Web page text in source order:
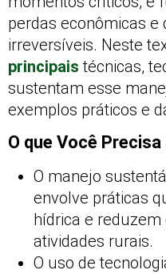
perdas econômicas e
irreversíveis. Neste
principais técnicas,
sustentam esse
exemplos práticos e
O que Você Precisa
O manejo
envolve práticas
hídrica e
atividades rurais.
O uso de